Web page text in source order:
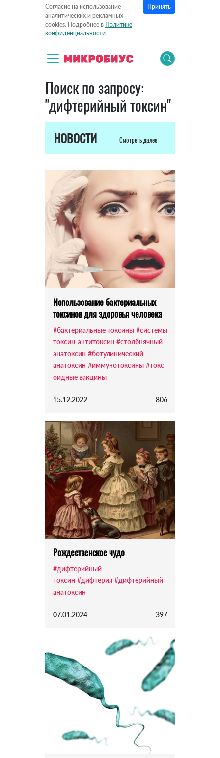
Согласие на использование
аналитических и рекламных
cookies. Подробнее в Политике
конфиденциальности
Принять
Поиск по запросу:
"дифтерийный токсин"
НОВОСТИ Смотреть далее
Использование бактериальных
токсинов для здоровья человека
#бактериальные токсины #системы
токсин-антитоксин #столбнячный
анатоксин #ботулинический
анатоксин #иммунотоксины #токс
оидные вакцины
15.12.2022 806
Pождественское чудо
#дифтерийный
токсин #дифтерия #дифтерийный
анатоксин
07.01.2024 397